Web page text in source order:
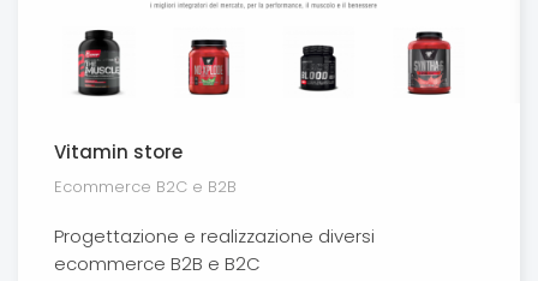
Vitamin store
Ecommerce B2C e B2B
Progettazione e realizzazione diversi
ecommerce B2B e B2C